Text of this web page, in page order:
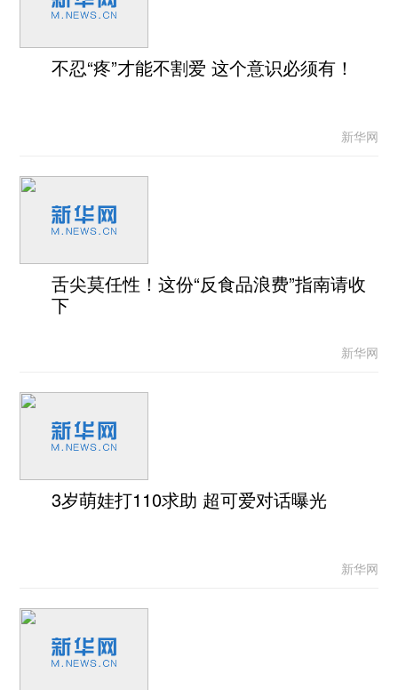
不忍“疼”才能不割爱 这个意识必须有！
新华网
舌尖莫任性！这份“反食品浪费”指南请收
下
新华网
3岁萌娃打110求助 超可爱对话曝光
新华网